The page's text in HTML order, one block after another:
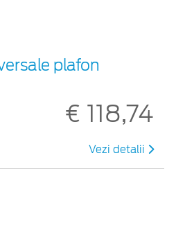
plafon
€ 118,74
Vezi detalii